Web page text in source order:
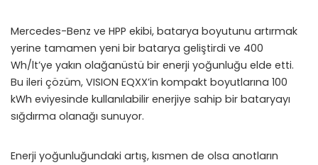
Mercedes-Benz ve HPP ekibi, batarya boyutunu artırmak
yerine tamamen yeni bir batarya geliştirdi ve 400
Wh/lt’ye yakın olağanüstü bir enerji yoğunluğu elde etti.
Bu ileri çözüm, VISION EQXX’in kompakt boyutlarına 100
kWh eviyesinde kullanılabilir enerjiye sahip bir bataryayı
sığdırma olanağı sunuyor.
Enerji yoğunluğundaki artış, kısmen de olsa anotların